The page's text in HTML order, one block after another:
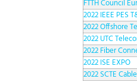
FTTH Council
2022 IEEE PES
2022 Offshore
2022 UTC
2022 Fiber
2022 ISE EXPO
2022 SCTE